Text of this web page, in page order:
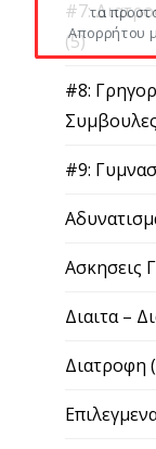
#7:
(5)
#8:
Συμβουλες
#9:
Ασκησεις
Διαιτα –
Διατροφη
τα
Απορρήτου